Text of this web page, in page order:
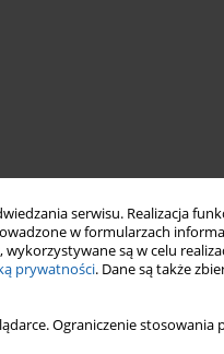
serwisu. Realizacja
w formularzach
są w celu
prywatności. Dane są także
Ograniczenie